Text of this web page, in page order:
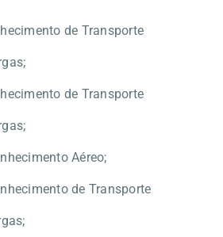
de Transporte
de Transporte
Aéreo;
de Transporte